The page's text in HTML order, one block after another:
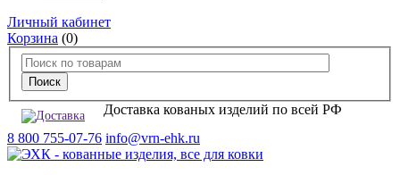
Личный кабинет
Корзина (0)
Доставка кованых изделий по всей РФ
8 800 755-07-76 info@vrn-ehk.ru